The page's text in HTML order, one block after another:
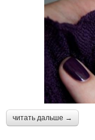
читать дальше →